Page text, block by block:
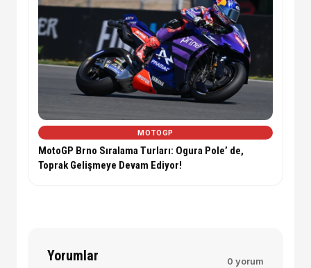
MOTOGP
MotoGP Brno Sıralama Turları: Ogura Pole’ de,
Toprak Gelişmeye Devam Ediyor!
Yorumlar 0 yorum